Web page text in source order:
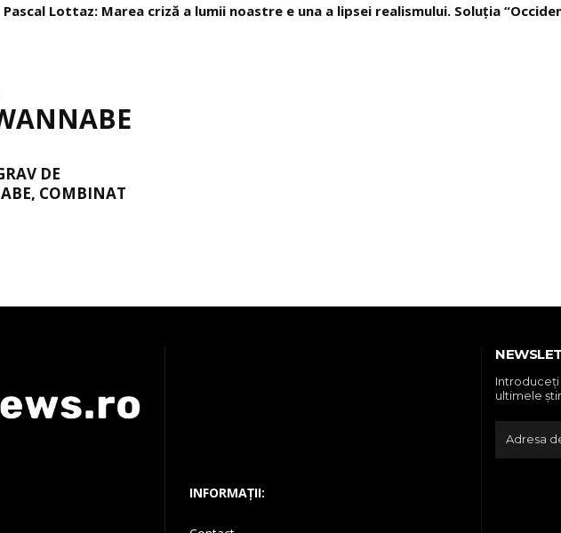
Pascal Lottaz: Marea criză a lumii noastre e una a lipsei realismului. Soluția
Liviu Alexa, reportaj excepțional din Armenia, “țara care se uită în fiecare
DE
COMBINAT
INFORMAȚII:
Introduceţi
ultimele